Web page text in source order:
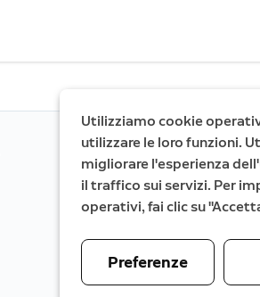
Utilizziamo cookie
utilizzare le loro funzioni.
migliorare l'esperienza
il traffico sui servizi. Per
operativi, fai clic su
Preferenze